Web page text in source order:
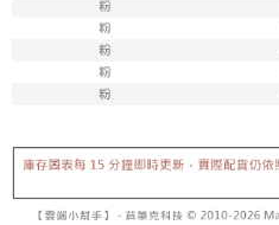
每筆NT$150，滿NT$1,800(含以上